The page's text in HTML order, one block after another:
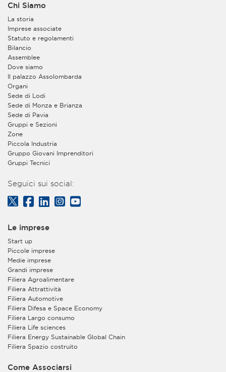
Chi Siamo
La storia
Imprese associate
Statuto e regolamenti
Bilancio
Assemblee
Dove siamo
Il palazzo Assolombarda
Organi
Sede di Lodi
Sede di Monza e Brianza
Sede di Pavia
Gruppi e Sezioni
Zone
Piccola Industria
Gruppo Giovani Imprenditori
Gruppi Tecnici
Seguici sui social:
Le imprese
Start up
Piccole imprese
Medie imprese
Grandi imprese
Filiera Agroalimentare
Filiera Attrattività
Filiera Automotive
Filiera Difesa e Space Economy
Filiera Largo consumo
Filiera Life sciences
Filiera Energy Sustainable Global Chain
Filiera Spazio costruito
Come Associarsi